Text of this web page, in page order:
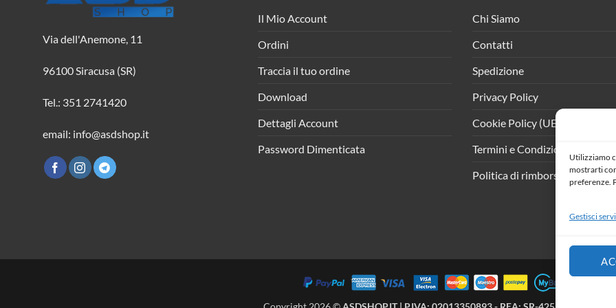
Utilizziamo
mostrarti
preferenze.
Gestisci
Via dell'Anemone, 11
96100 Siracusa (SR)
Tel.: 351 2741420
email: info@asdshop.it
Il Mio Account
Ordini
Traccia il tuo ordine
Download
Dettagli Account
Password Dimenticata
Chi Siamo
Contatti
Spedizione
Privacy Policy
Cookie Policy (UE)
Termini e Condizioni
Politica di rimborso e resi